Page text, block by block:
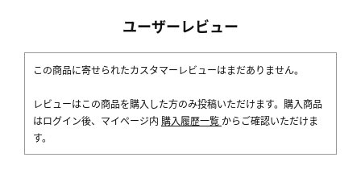
ユーザーレビュー
この商品に寄せられたカスタマーレビューはまだありません。
レビューはこの商品を購入した方のみ投稿いただけます。購入商品
はログイン後、マイページ内 購入履歴一覧 からご確認いただけま
す。